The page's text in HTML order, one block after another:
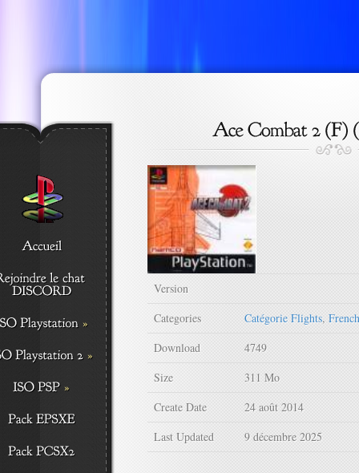
Version
Categories
Catégorie Flights,
Download
4749
Size
311 Mo
Create Date
24 août 2014
Last Updated
9 décembre 2025